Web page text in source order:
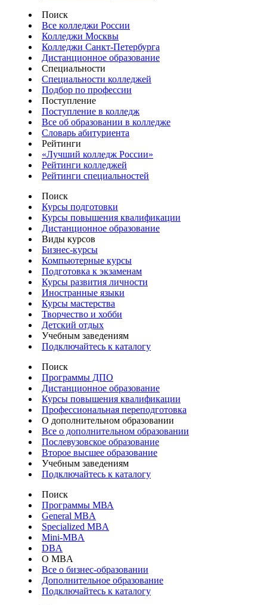
Поиск
Все колледжи России
Колледжи Москвы
Колледжи Санкт-Петербурга
Дистанционное образование
Специальности
Специальности колледжей
Подбор по профессии
Поступление
Поступление в колледж
Все об образовании в колледже
Словарь абитуриента
Рейтинги
«Лучший колледж России»
Рейтинги колледжей
Рейтинги специальностей
Поиск
Курсы подготовки
Курсы повышения квалификации
Дистанционное образование
Виды курсов
Бизнес-курсы
Компьютерные курсы
Подготовка к экзаменам
Курсы развития личности
Иностранные языки
Курсы мастерства
Творчество и хобби
Детский отдых
Учебным заведениям
Подключайтесь к каталогу
Поиск
Программы ДПО
Дистанционное образование
Курсы повышения квалификации
Профессиональная переподготовка
О дополнительном образовании
Все о дополнительном образовании
Послевузовское образование
Второе высшее образование
Учебным заведениям
Подключайтесь к каталогу
Поиск
Программы МВА
General MBA
Specialized MBA
Mini-MBA
DBA
О MBA
Все о бизнес-образовании
Дополнительное образование
Подключайтесь к каталогу